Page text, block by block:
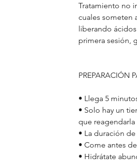
n
Tratamiento no
cuales someten
liberando
primera sesión,
PREPARACIÓN
• Llega 5
• Solo hay un
que
• La duración
• Come antes
• Hidrátate